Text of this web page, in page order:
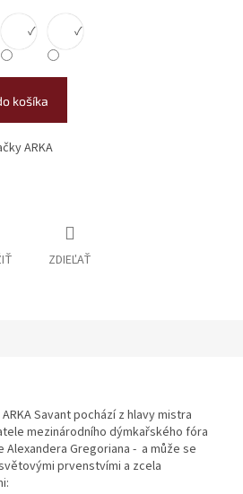
✓ ✓
košíka
ARKA
ZDIEĽAŤ
Savant pochází z hlavy mistra
mezinárodního dýmkařského fóra
Alexandera Gregoriana - a může se
prvenstvími a zcela